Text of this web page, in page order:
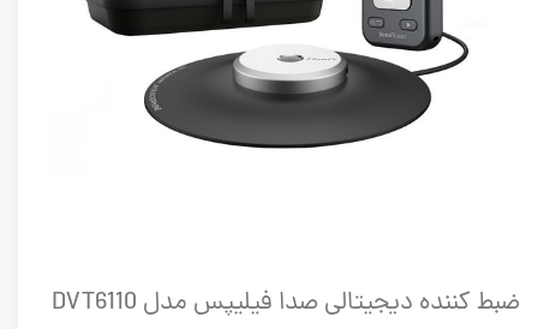
ضبط کننده دیجیتالی صدا فیلیپس مدل DVT6110